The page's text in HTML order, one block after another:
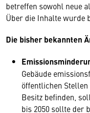
betreffen sowohl neue
Über die Inhalte wurde
Die bisher bekannten
Gebäude
öffentlichen
Besitz befinden,
bis 2050 sollte der